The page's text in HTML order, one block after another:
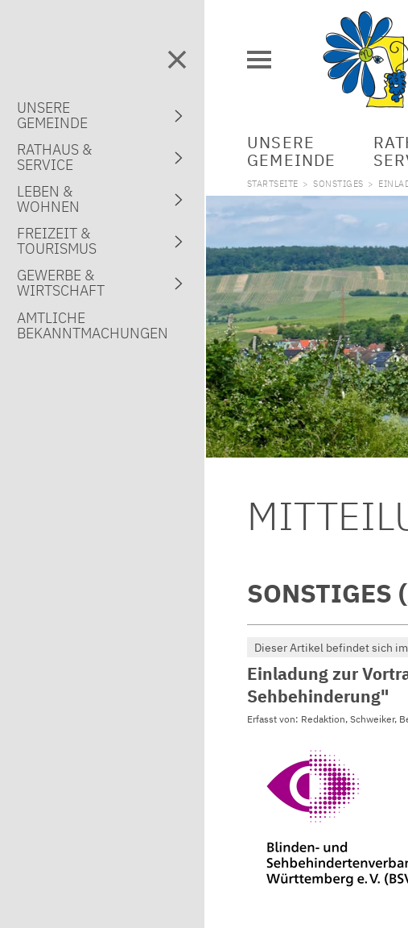
UNSERE
GEMEINDE
STARTSEITE > SONSTIGES >
SONSTIGES
Dieser Artikel befindet sich
Einladung zur
Sehbehinderung"
Erfasst von: Redaktion, Schweiker,
UNSERE
GEMEINDE
RATHAUS &
SERVICE
LEBEN &
WOHNEN
FREIZEIT &
TOURISMUS
GEWERBE &
WIRTSCHAFT
AMTLICHE
BEKANNTMACHUNGEN